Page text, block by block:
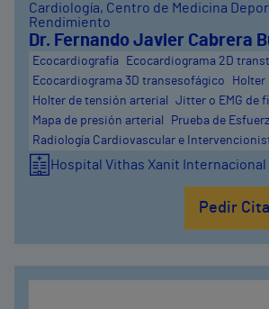
Cardiología, Centro de Medicina
Rendimiento
Dr. Fernando Javier Cabrera
Ecocardiografía
Ecocardiograma 2D
Ecocardiograma 3D transesofágico
Holter
Holter de tensión arterial
Jitter o EMG de
Mapa de presión arterial
Prueba de
Radiología Cardiovascular e
Hospital Vithas Xanit Internacional
Pedir Cita